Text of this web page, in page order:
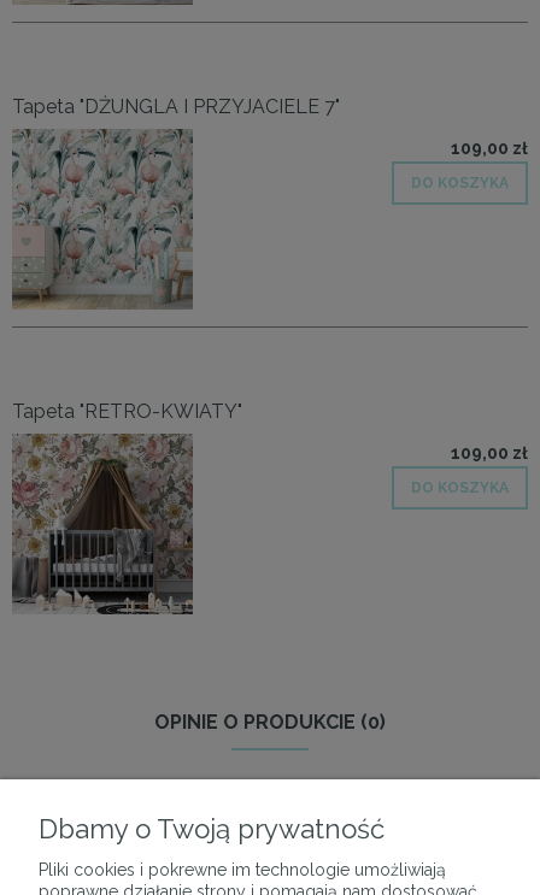
Tapeta "DŻUNGLA I PRZYJACIELE 7"
109,00 zł
DO KOSZYKA
Tapeta "RETRO-KWIATY"
109,00 zł
DO KOSZYKA
OPINIE O PRODUKCIE (0)
O NAS
Dbamy o Twoją prywatność
Pliki cookies i pokrewne im technologie umożliwiają